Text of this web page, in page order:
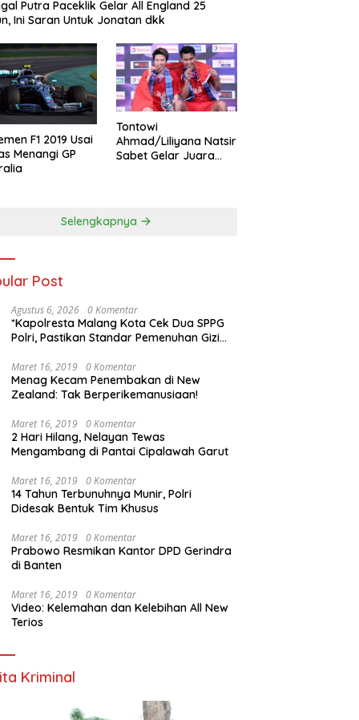
Putra Paceklik Gelar All England 25
Ini Saran Untuk Jonatan dkk
F1 2019 Usai
Menangi GP
Tontowi
Ahmad/Liliyana Natsir
Sabet Gelar Juara
Selengkapnya
Post
Agustus 6, 2026 0 Komentar
*Kapolresta Malang Kota Cek Dua SPPG
Polri, Pastikan Standar Pemenuhan Gizi
Optimal*
Maret 16, 2019 0 Komentar
Menag Kecam Penembakan di New
Zealand: Tak Berperikemanusiaan!
Maret 16, 2019 0 Komentar
2 Hari Hilang, Nelayan Tewas
Mengambang di Pantai Cipalawah Garut
Maret 16, 2019 0 Komentar
14 Tahun Terbunuhnya Munir, Polri
Didesak Bentuk Tim Khusus
Maret 16, 2019 0 Komentar
Prabowo Resmikan Kantor DPD Gerindra
di Banten
Maret 16, 2019 0 Komentar
Video: Kelemahan dan Kelebihan All New
Terios
Kriminal